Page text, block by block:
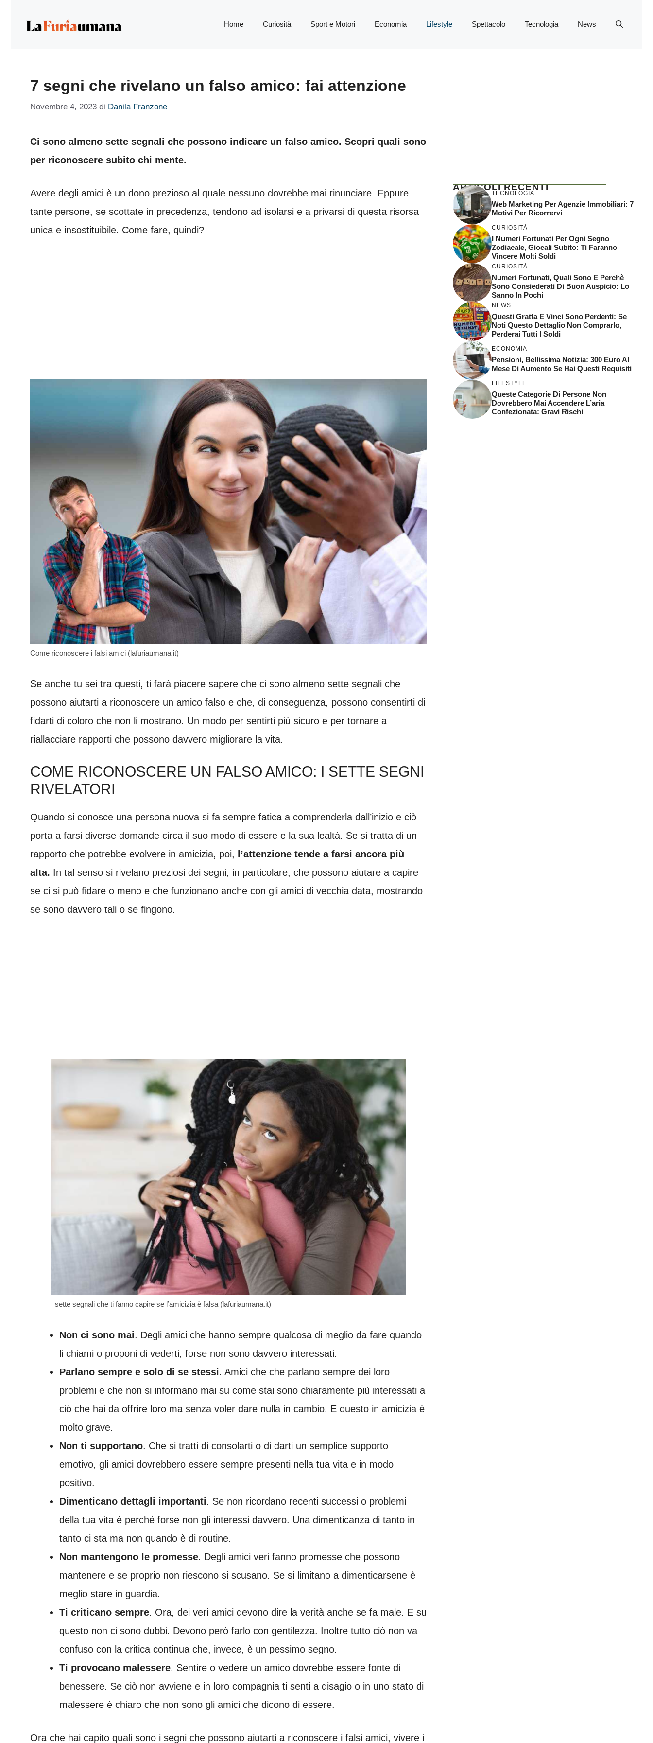
Home Curiosità Sport e Motori Economia Lifestyle Spettacolo Tecnologia News
7 segni che rivelano un falso amico: fai attenzione
Novembre 4, 2023 di Danila Franzone
Ci sono almeno sette segnali che possono indicare un falso amico. Scopri quali sono
per riconoscere subito chi mente.
Avere degli amici è un dono prezioso al quale nessuno dovrebbe mai rinunciare. Eppure
tante persone, se scottate in precedenza, tendono ad isolarsi e a privarsi di questa risorsa
unica e insostituibile. Come fare, quindi?
Come riconoscere i falsi amici (lafuriaumana.it)
Se anche tu sei tra questi, ti farà piacere sapere che ci sono almeno sette segnali che
possono aiutarti a riconoscere un amico falso e che, di conseguenza, possono consentirti di
fidarti di coloro che non li mostrano. Un modo per sentirti più sicuro e per tornare a
riallacciare rapporti che possono davvero migliorare la vita.
COME RICONOSCERE UN FALSO AMICO: I SETTE SEGNI
RIVELATORI
Quando si conosce una persona nuova si fa sempre fatica a comprenderla dall’inizio e ciò
porta a farsi diverse domande circa il suo modo di essere e la sua lealtà. Se si tratta di un
rapporto che potrebbe evolvere in amicizia, poi, l’attenzione tende a farsi ancora più
alta. In tal senso si rivelano preziosi dei segni, in particolare, che possono aiutare a capire
se ci si può fidare o meno e che funzionano anche con gli amici di vecchia data, mostrando
se sono davvero tali o se fingono.
I sette segnali che ti fanno capire se l’amicizia è falsa (lafuriaumana.it)
Non ci sono mai. Degli amici che hanno sempre qualcosa di meglio da fare quando
li chiami o proponi di vederti, forse non sono davvero interessati.
Parlano sempre e solo di se stessi. Amici che che parlano sempre dei loro
problemi e che non si informano mai su come stai sono chiaramente più interessati a
ciò che hai da offrire loro ma senza voler dare nulla in cambio. E questo in amicizia è
molto grave.
Non ti supportano. Che si tratti di consolarti o di darti un semplice supporto
emotivo, gli amici dovrebbero essere sempre presenti nella tua vita e in modo
positivo.
Dimenticano dettagli importanti. Se non ricordano recenti successi o problemi
della tua vita è perché forse non gli interessi davvero. Una dimenticanza di tanto in
tanto ci sta ma non quando è di routine.
Non mantengono le promesse. Degli amici veri fanno promesse che possono
mantenere e se proprio non riescono si scusano. Se si limitano a dimenticarsene è
meglio stare in guardia.
Ti criticano sempre. Ora, dei veri amici devono dire la verità anche se fa male. E su
questo non ci sono dubbi. Devono però farlo con gentilezza. Inoltre tutto ciò non va
confuso con la critica continua che, invece, è un pessimo segno.
Ti provocano malessere. Sentire o vedere un amico dovrebbe essere fonte di
benessere. Se ciò non avviene e in loro compagnia ti senti a disagio o in uno stato di
malessere è chiaro che non sono gli amici che dicono di essere.
Ora che hai capito quali sono i segni che possono aiutarti a riconoscere i falsi amici, vivere i
ARTICOLI RECENTI
TECNOLOGIA
Web Marketing Per Agenzie Immobiliari: 7
Motivi Per Ricorrervi
CURIOSITÀ
I Numeri Fortunati Per Ogni Segno
Zodiacale, Giocali Subito: Ti Faranno
Vincere Molti Soldi
CURIOSITÀ
Numeri Fortunati, Quali Sono E Perchè
Sono Consiederati Di Buon Auspicio: Lo
Sanno In Pochi
NEWS
Questi Gratta E Vinci Sono Perdenti: Se
Noti Questo Dettaglio Non Comprarlo,
Perderai Tutti I Soldi
ECONOMIA
Pensioni, Bellissima Notizia: 300 Euro Al
Mese Di Aumento Se Hai Questi Requisiti
LIFESTYLE
Queste Categorie Di Persone Non
Dovrebbero Mai Accendere L’aria
Confezionata: Gravi Rischi